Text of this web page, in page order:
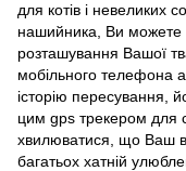
для котів і невеликих
нашийника, Ви можете
розташування Вашої
мобільного телефона
історію пересування,
цим gps трекером для
хвилюватися, що Ваш
багатьох хатній